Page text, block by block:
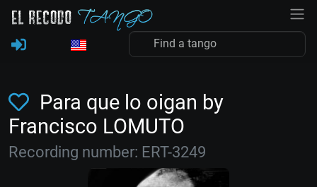
Para que lo oigan by
Francisco LOMUTO
Recording number: ERT-3249